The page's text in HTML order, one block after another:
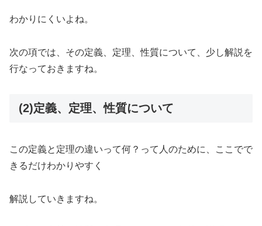
わかりにくいよね。
次の項では、その定義、定理、性質について、少し解説を
行なっておきますね。
(2)定義、定理、性質について
この定義と定理の違いって何？って人のために、ここでで
きるだけわかりやすく
解説していきますね。